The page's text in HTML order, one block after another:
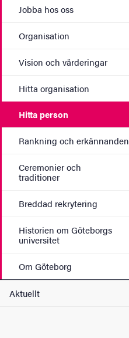
Jobba hos oss
Organisation
Vision och värderingar
Hitta organisation
Hitta person
Rankning och erkännanden
Ceremonier och
traditioner
Breddad rekrytering
Historien om Göteborgs
universitet
Om Göteborg
Aktuellt